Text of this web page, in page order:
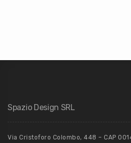
Spazio Design SRL
Via Cristoforo Colombo, 448 – CAP